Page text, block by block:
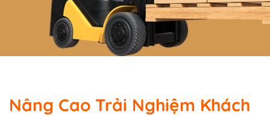
Nâng Cao Trải Nghiệm Khách